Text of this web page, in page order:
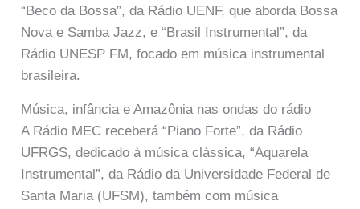
“Beco da Bossa”, da Rádio UENF, que aborda Bossa
Nova e Samba Jazz, e “Brasil Instrumental”, da
Rádio UNESP FM, focado em música instrumental
brasileira.
Música, infância e Amazônia nas ondas do rádio
A Rádio MEC receberá “Piano Forte”, da Rádio
UFRGS, dedicado à música clássica, “Aquarela
Instrumental”, da Rádio da Universidade Federal de
Santa Maria (UFSM), também com música